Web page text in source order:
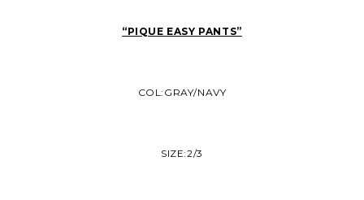
“PIQUE EASY PANTS”
COL:GRAY/NAVY
SIZE:2/3